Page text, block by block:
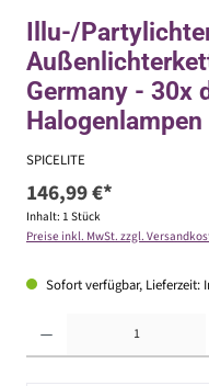
Illu-/
Germany - 30x
Halogenlampen
SPICELITE
146,99 €*
Inhalt: 1 Stück
Preise inkl. MwSt. zzgl.
Sofort verfügbar, Lieferzeit: